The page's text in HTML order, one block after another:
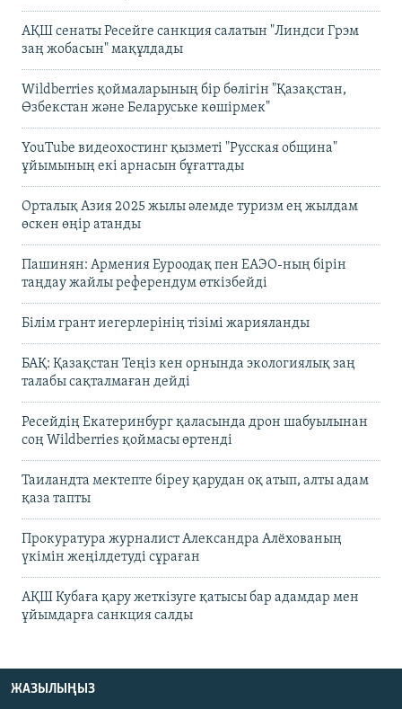
АҚШ сенаты Ресейге санкция салатын "Линдси Грэм
заң жобасын" мақұлдады
Wildberries қоймаларының бір бөлігін "Қазақстан,
Өзбекстан және Беларуське көшірмек"
YouTube видеохостинг қызметі "Русская община"
ұйымының екі арнасын бұғаттады
Орталық Азия 2025 жылы әлемде туризм ең жылдам
өскен өңір атанды
Пашинян: Армения Еуроодақ пен ЕАЭО-ның бірін
таңдау жайлы референдум өткізбейді
Білім грант иегерлерінің тізімі жарияланды
БАҚ: Қазақстан Теңіз кен орнында экологиялық заң
талабы сақталмаған дейді
Ресейдің Екатеринбург қаласында дрон шабуылынан
соң Wildberries қоймасы өртенді
Таиландта мектепте біреу қарудан оқ атып, алты адам
қаза тапты
Прокуратура журналист Александра Алёхованың
үкімін жеңілдетуді сұраған
АҚШ Кубаға қару жеткізуге қатысы бар адамдар мен
ұйымдарға санкция салды
ЖАЗЫЛЫҢЫЗ